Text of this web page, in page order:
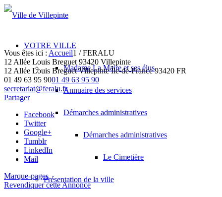
VOTRE VILLE
Madame La Maire et ses élus
Annuaire des services
Démarches administratives
Démarches administratives
Le Cimetière
Présentation de la ville
Vous êtes ici : Accueil1 / FERALU
12 Allée Louis Breguet 93420 Villepinte
12 Allée Louis Breguet Villepinte Île-de-France 93420 FR
01 49 63 95 9001 49 63 95 90
secretariat@feralu.fr
Partager
Facebook
Twitter
Google+
Tumblr
LinkedIn
Mail
Marque-pages
Revendiquer cette Annonce